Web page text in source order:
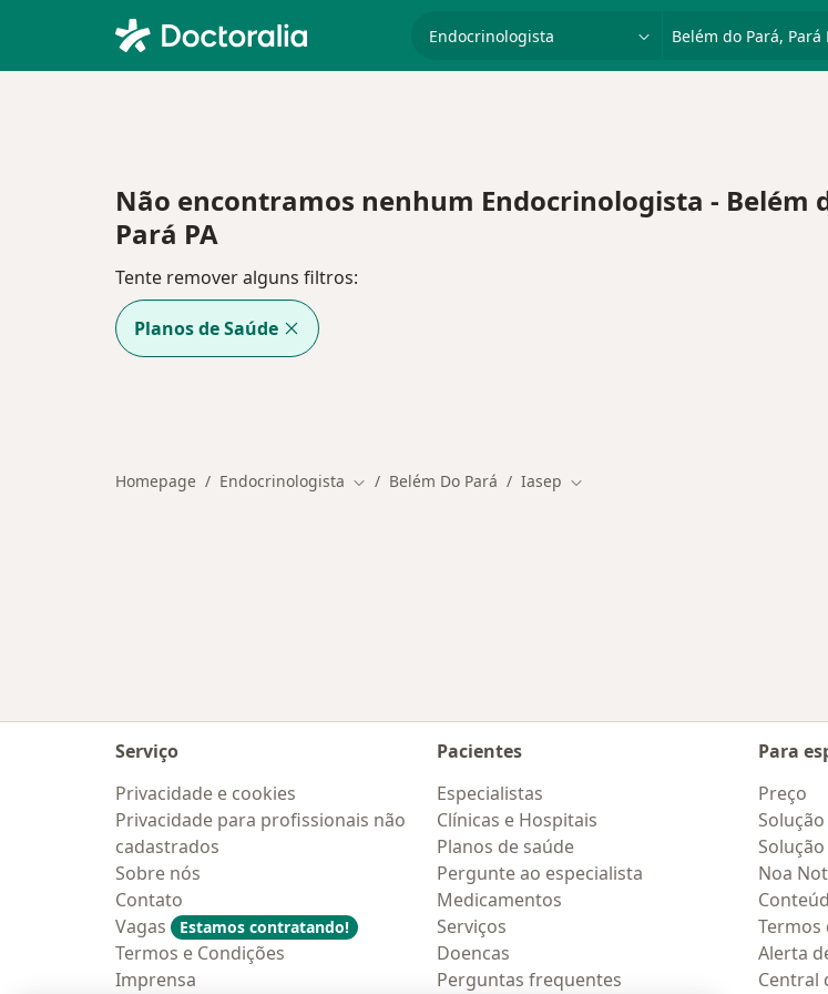
cidade ou região
Não encontramos nenhum Endocrinologista - Belém
Pará PA
Tente remover alguns filtros:
Planos de Saúde
Homepage Endocrinologista Mudar de cidade
Belém Do Pará Iasep Mudar de cidade
Serviço
Privacidade e cookies
Privacidade para profissionais não
cadastrados
Sobre nós
Contato
Vagas
Estamos contratando!
Termos e Condições
Imprensa
Pacientes
Especialistas
Clínicas e Hospitais
Planos de saúde
Pergunte ao especialista
Medicamentos
Serviços
Doencas
Perguntas frequentes
Para
Preço
Noa
Termos
Alerta
Central